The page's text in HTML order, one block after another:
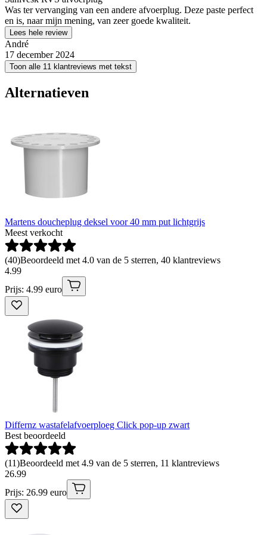
Was ter vervanging van een andere afvoerplug. Deze paste perfect
en is, naar mijn mening, van zeer goede kwaliteit.
Lees hele review
André
17 december 2024
Toon alle 11 klantreviews met tekst
Alternatieven
Martens doucheplug deksel voor 40 mm put lichtgrijs
Meest verkocht
(40)Beoordeeld met 4.0 van de 5 sterren, 40 klantreviews
4.99
Prijs: 4.99 euro
Differnz wastafelafvoerploeg Click pop-up zwart
Best beoordeeld
(11)Beoordeeld met 4.9 van de 5 sterren, 11 klantreviews
26.99
Prijs: 26.99 euro